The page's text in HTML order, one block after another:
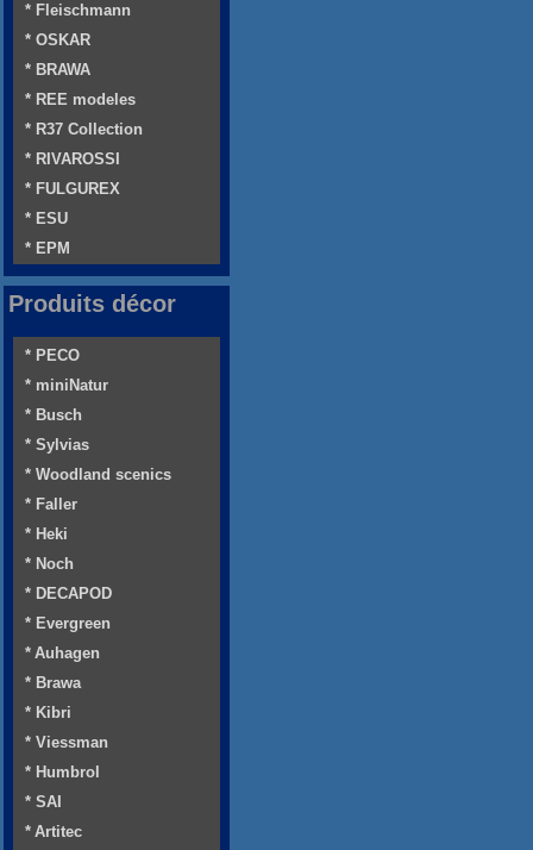
* Fleischmann
* OSKAR
* BRAWA
* REE modeles
* R37 Collection
* RIVAROSSI
* FULGUREX
* ESU
* EPM
Produits décor
* PECO
* miniNatur
* Busch
* Sylvias
* Woodland scenics
* Faller
* Heki
* Noch
* DECAPOD
* Evergreen
* Auhagen
* Brawa
* Kibri
* Viessman
* Humbrol
* SAI
* Artitec